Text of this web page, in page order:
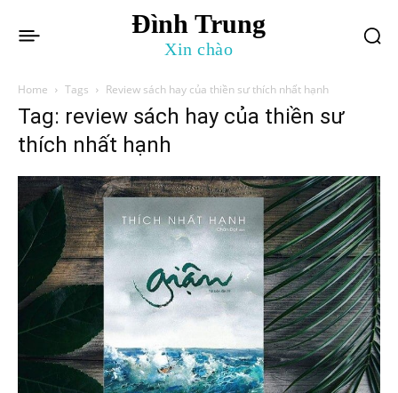
Đình Trung
Xin chào
Home Tags Review sách hay của thiền sư thích nhất hạnh
Tag: review sách hay của thiền sư
thích nhất hạnh